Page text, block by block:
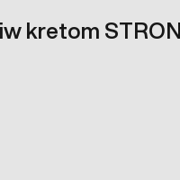
kretom